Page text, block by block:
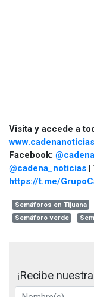
Visita y accede a
Facebook:
@cadena_noticias |
https://t.me/
Semáforos en Tijuana
Semáforo verde
¡Recibe